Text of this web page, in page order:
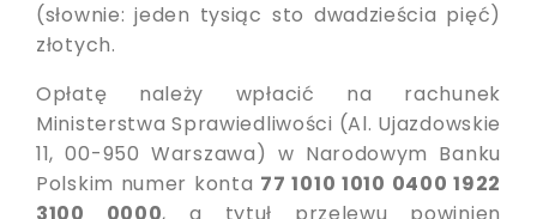
(słownie: jeden tysiąc sto dwadzieścia pięć)
złotych.
Opłatę należy wpłacić na rachunek
Ministerstwa Sprawiedliwości (Al. Ujazdowskie
11, 00-950 Warszawa) w Narodowym Banku
Polskim numer konta 77 1010 1010 0400 1922